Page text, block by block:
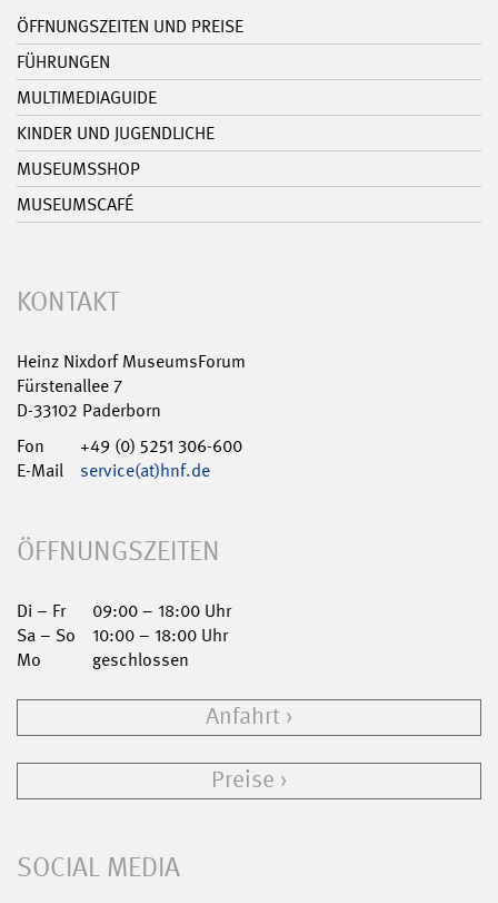
ÖFFNUNGSZEITEN UND PREISE
FÜHRUNGEN
MULTIMEDIAGUIDE
KINDER UND JUGENDLICHE
MUSEUMSSHOP
MUSEUMSCAFÉ
KONTAKT
Heinz Nixdorf MuseumsForum
Fürstenallee 7
D-33102 Paderborn
Fon
+49 (0) 5251 306-600
E-Mail
service(at)hnf.de
ÖFFNUNGSZEITEN
Di – Fr
09:00 – 18:00 Uhr
Sa – So
10:00 – 18:00 Uhr
Mo
geschlossen
Anfahrt
Preise
SOCIAL MEDIA